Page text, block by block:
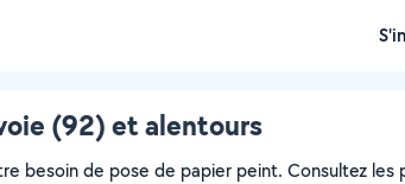
(92) et alentours
besoin de pose de papier peint. Consultez